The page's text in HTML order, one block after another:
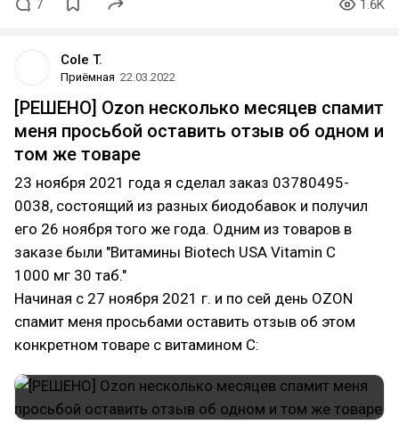
7 1.6K
Cole T.
Приёмная 22.03.2022
[РЕШЕНО] Ozon несколько месяцев спамит
меня просьбой оставить отзыв об одном и
том же товаре
23 ноября 2021 года я сделал заказ 03780495-
0038, состоящий из разных биодобавок и получил
его 26 ноября того же года. Одним из товаров в
заказе были "Витамины Biotech USA Vitamin C
1000 мг 30 таб."
Начиная с 27 ноября 2021 г. и по сей день OZON
спамит меня просьбами оставить отзыв об этом
конкретном товаре с витамином C: